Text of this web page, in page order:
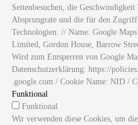
Seitenbesuchen, die
Absprungrate und die für den Zugriff
Technologien. // Name: Google
Limited, Gordon House, Barrow
Wird zum Entsperren von Google
Datenschutzerklärung: https://
.google.com / Cookie Name: NID /
Funktional
Funktional
Wir verwenden diese Cookies, um